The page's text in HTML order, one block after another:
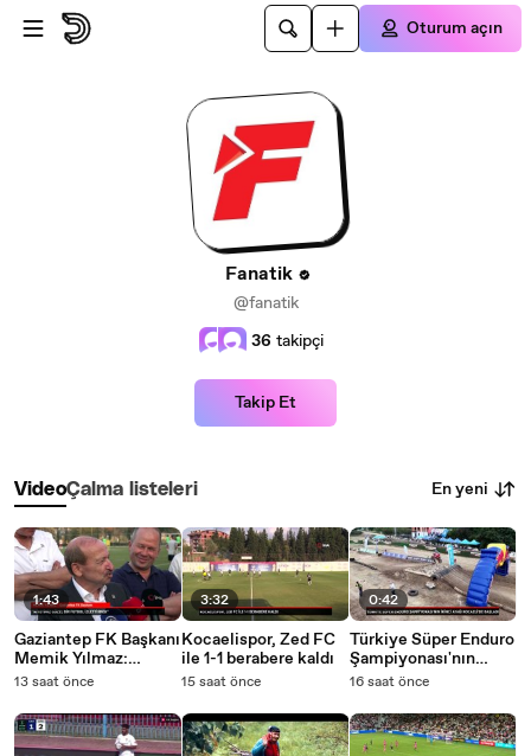
Ana içeriğe atla
Oturum açın
Fanatik
@fanatik
36 takipçi
Takip Et
VideoÇalma listeleri En yeni
1:43
Gaziantep FK Başkanı
Memik Yılmaz:
Niyetimiz güzel bir
13 saat önce
3:32
Kocaelispor, Zed FC
ile 1-1 berabere kaldı
15 saat önce
0:42
Türkiye Süper Enduro
Şampiyonası'nın
ikinci ayağı
16 saat önce